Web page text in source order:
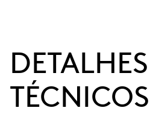
DETALHES
TÉCNICOS